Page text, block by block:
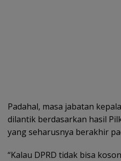
Padahal, masa jabatan
dilantik berdasarkan hasil
yang seharusnya berakhir
“Kalau DPRD tidak bisa